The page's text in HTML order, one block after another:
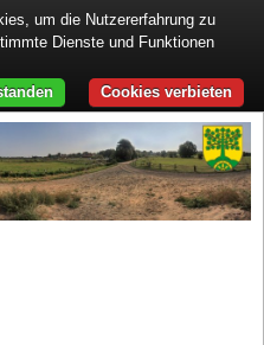
um die Nutzererfahrung zu
Dienste und Funktionen
Cookies verbieten